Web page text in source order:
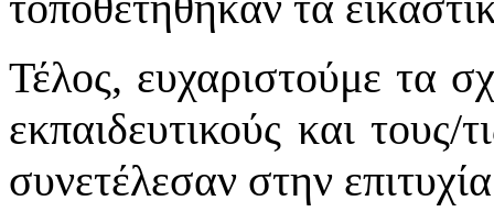
Τέλος, ευχαριστούμε τα
εκπαιδευτικούς και τους/
συνετέλεσαν στην